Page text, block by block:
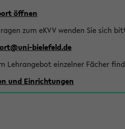
öffnen
zum eKVV wenden Sie sich
bielefeld.de
Lehrangebot einzelner Fächer
und Einrichtungen